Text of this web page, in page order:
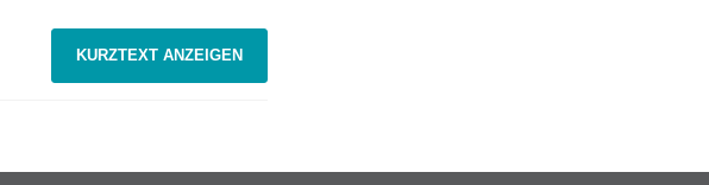
KURZTEXT ANZEIGEN